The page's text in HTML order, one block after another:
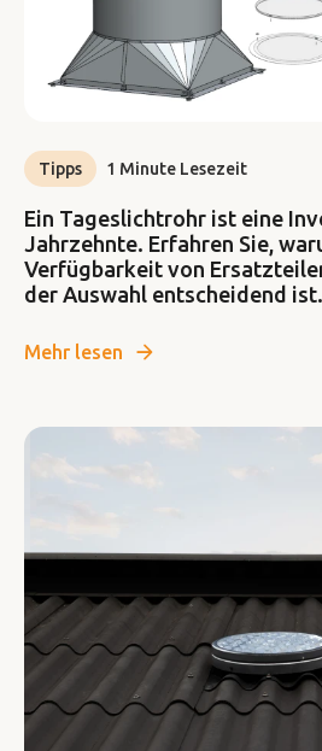
Tipps 1 Minute Lesezeit
Ein Tageslichtrohr ist eine
Jahrzehnte. Erfahren Sie,
Verfügbarkeit von
der Auswahl entscheidend ist.
Mehr lesen